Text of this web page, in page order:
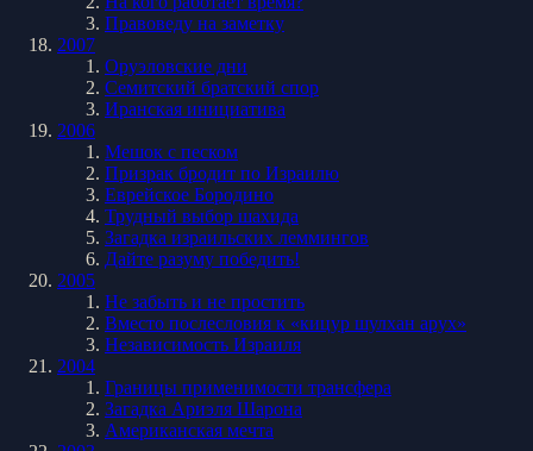
Правоведу на заметку
2007
Оруэловские дни
Семитский братский спор
Иранская инициатива
2006
Мешок с песком
Призрак бродит по Израилю
Еврейское Бородино
Трудный выбор шахида
Загадка израильских леммингов
Дайте разуму победить!
2005
Не забыть и не простить
Вместо послесловия к «кицур шулхан арух»
Независимость Израиля
2004
Границы применимости трансфера
Загадка Ариэля Шарона
Американская мечта